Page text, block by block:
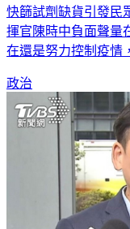
快篩試劑缺貨引發民
揮官陳時中負面聲量
在還是努力控制疫情
政治